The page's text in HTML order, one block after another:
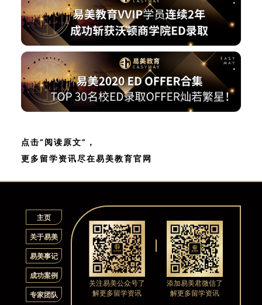
点击“阅读原文”，
更多留学资讯尽在易美教育官网
主页
关于易美
易美事记
成功案例
专家团队
关注易美公众号了
解更多留学资讯
添加易美君微信了
解更多留学资讯